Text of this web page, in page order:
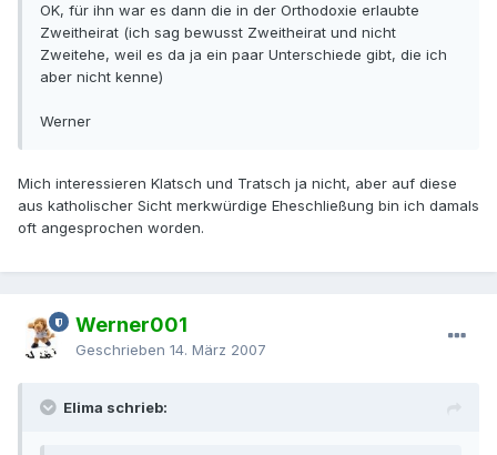
OK, für ihn war es dann die in der Orthodoxie erlaubte
Zweitheirat (ich sag bewusst Zweitheirat und nicht
Zweitehe, weil es da ja ein paar Unterschiede gibt, die ich
aber nicht kenne)
Werner
Mich interessieren Klatsch und Tratsch ja nicht, aber auf diese
aus katholischer Sicht merkwürdige Eheschließung bin ich damals
oft angesprochen worden.
Werner001
Geschrieben 14. März 2007
Elima schrieb: